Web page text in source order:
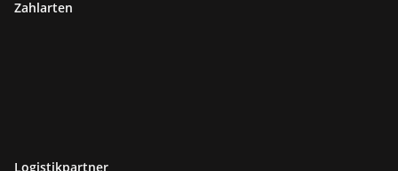
Zahlarten
Logistikpartner